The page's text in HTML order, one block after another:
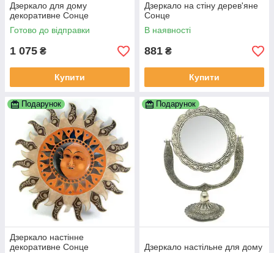
Дзеркало для дому
декоративне Сонце
Готово до відправки
1 075 ₴
Купити
Дзеркало на стіну дерев'яне
Сонце
В наявності
881 ₴
Купити
Подарунок
Дзеркало настінне
декоративне Сонце
Подарунок
Дзеркало настільне для дому